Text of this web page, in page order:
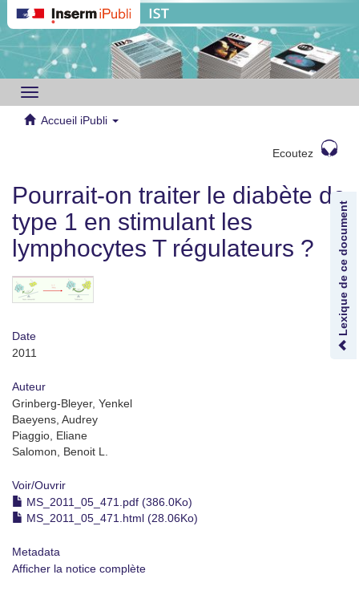
Toggle
navigation
Accueil iPubli
Ecoutez
Lexique de ce document
Pourrait-on traiter le diabète de
type 1 en stimulant les
lymphocytes T régulateurs ?
Date
2011
Auteur
Grinberg-Bleyer, Yenkel
Baeyens, Audrey
Piaggio, Eliane
Salomon, Benoit L.
Voir/Ouvrir
MS_2011_05_471.pdf (386.0Ko)
MS_2011_05_471.html (28.06Ko)
Metadata
Afficher la notice complète